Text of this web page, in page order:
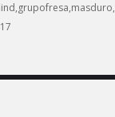
grupofresa masduro